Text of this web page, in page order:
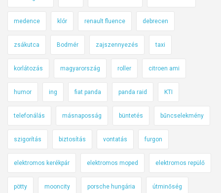
medence klór renault fluence debrecen
zsákutca Bodmér zajszennyezés taxi
korlátozás magyarország roller citroen ami
humor ing fiat panda panda raid KTI
telefonálás másnaposság büntetés bűncselekmény
szigorítás biztosítás vontatás furgon
elektromos kerékpár elektromos moped elektromos repülő
pötty mooncity porsche hungária útminőség